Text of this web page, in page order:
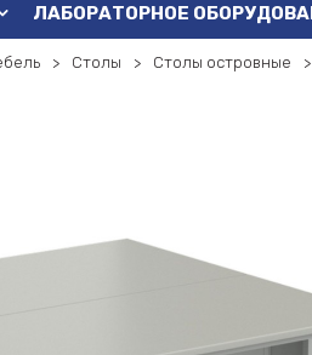
ЛАБОРАТОРНОЕ
Столы Столы островные